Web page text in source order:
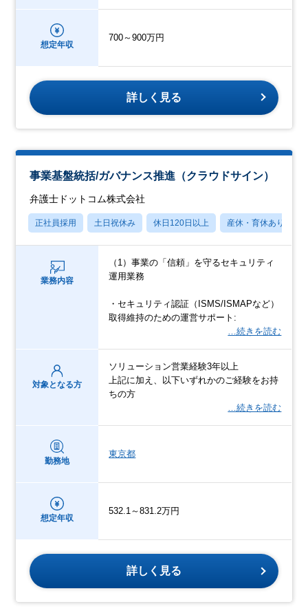
想定年収
700～900万円
詳しく見る
事業基盤統括/ガバナンス推進（クラウドサイン）
弁護士ドットコム株式会社
正社員採用 土日祝休み 休日120日以上 産休・育休あり
業務内容
（1）事業の「信頼」を守るセキュリティ
運用業務
・セキュリティ認証（ISMS/ISMAPなど）
取得維持のための運営サポート:
…続きを読む
対象となる方
ソリューション営業経験3年以上
上記に加え、以下いずれかのご経験をお持
ちの方
…続きを読む
勤務地
東京都
想定年収
532.1～831.2万円
詳しく見る